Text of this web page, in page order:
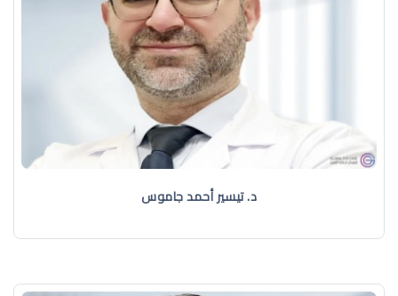
د. تيسير أحمد جاموس